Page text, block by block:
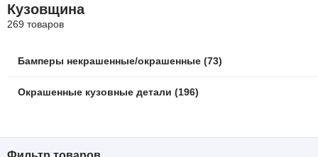
Кузовщина
269 товаров
Бамперы некрашенные/окрашенные (73)
Окрашенные кузовные детали (196)